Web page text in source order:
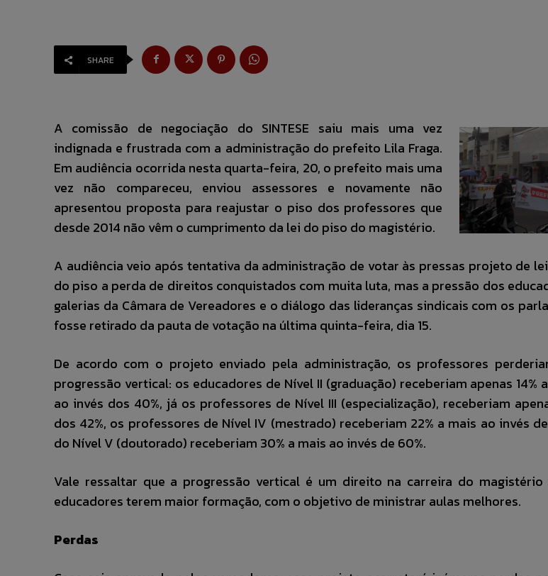
SHARE
A comissão de negociação do SINTESE saiu mais uma vez
indignada e frustrada com a administração do prefeito Lila Fraga.
Em audiência ocorrida nesta quarta-feira, 20, o prefeito mais uma
vez não compareceu, enviou assessores e novamente não
apresentou proposta para reajustar o piso dos professores que
desde 2014 não vêm o cumprimento da lei do piso do magistério.
A audiência veio após tentativa da administração de votar às pressas projeto de
do piso a perda de direitos conquistados com muita luta, mas a pressão dos
galerias da Câmara de Vereadores e o diálogo das lideranças sindicais com os
fosse retirado da pauta de votação na última quinta-feira, dia 15.
De acordo com o projeto enviado pela administração, os professores
progressão vertical: os educadores de Nível II (graduação) receberiam apenas 14%
ao invés dos 40%, já os professores de Nível III (especialização), receberiam
dos 42%, os professores de Nível IV (mestrado) receberiam 22% a mais ao invés
do Nível V (doutorado) receberiam 30% a mais ao invés de 60%.
Vale ressaltar que a progressão vertical é um direito na carreira do
educadores terem maior formação, com o objetivo de ministrar aulas melhores.
Perdas